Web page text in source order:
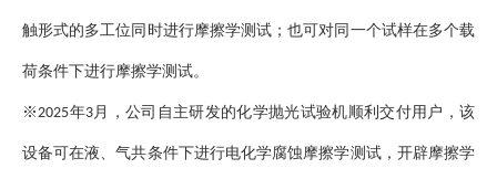
触形式的多工位同时进行摩擦学测试；也可对同一个试样在多个载
荷条件下进行摩擦学测试。
※2025年3月，公司自主研发的化学抛光试验机顺利交付用户，该
设备可在液、气共条件下进行电化学腐蚀摩擦学测试，开辟摩擦学